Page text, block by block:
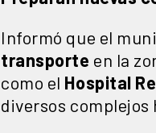
Informó que el
transporte en la
como el Hospital
diversos complejos